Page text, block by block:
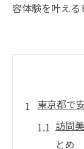
容体験を叶える
東京都で
訪問
とめ